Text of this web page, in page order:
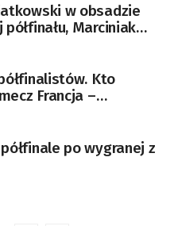
w obsadzie
Marciniak
Kto
Francja –
po wygranej z